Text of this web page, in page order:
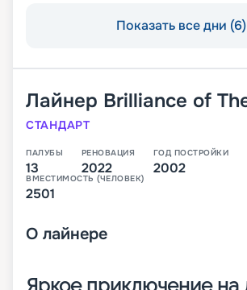
Показать все дни (6)
Лайнер Brilliance of
СТАНДАРТ
ПАЛУБЫ
13
РЕНОВАЦИЯ
2022
ГОД ПОСТРОЙКИ
2002
ВМЕСТИМОСТЬ (ЧЕЛОВЕК)
2501
О лайнере
Яркое приключение на